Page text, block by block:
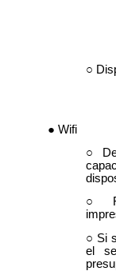
Wifi
Si
el